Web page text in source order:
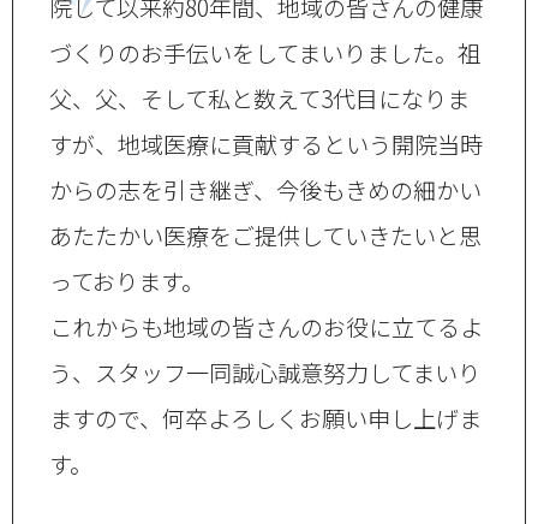
院して以来約80年間、地域の皆さんの健康
づくりのお手伝いをしてまいりました。祖
父、父、そして私と数えて3代目になりま
すが、地域医療に貢献するという開院当時
からの志を引き継ぎ、今後もきめの細かい
あたたかい医療をご提供していきたいと思
っております。
これからも地域の皆さんのお役に立てるよ
う、スタッフ一同誠心誠意努力してまいり
ますので、何卒よろしくお願い申し上げま
す。